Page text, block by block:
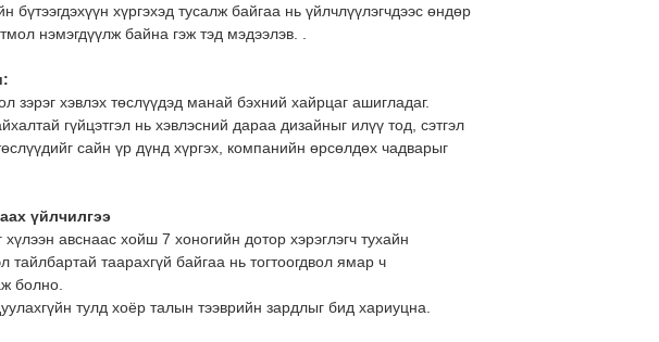
бүтээгдэхүүн хүргэхэд тусалж байгаа нь үйлчлүүлэгчдээс өндөр
нэмэгдүүлж байна гэж тэд мэдээлэв. .
зэрэг хэвлэх төслүүдэд манай бэхний хайрцаг ашигладаг.
гүйцэтгэл нь хэвлэсний дараа дизайныг илүү тод, сэтгэл
сайн үр дүнд хүргэх, компанийн өрсөлдөх чадварыг
үйлчилгээ
авснаас хойш 7 хоногийн дотор хэрэглэгч тухайн
тайлбартай таарахгүй байгаа нь тогтоогдвол ямар ч
болно.
тулд хоёр талын тээврийн зардлыг бид хариуцна.​